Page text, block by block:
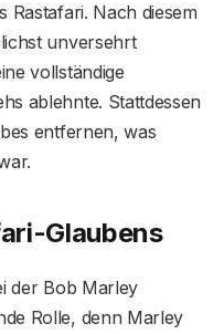
Rastafari. Nach diesem
unversehrt
vollständige
ablehnte. Stattdessen
entfernen, was
Glaubens
der Bob Marley
Rolle, denn Marley